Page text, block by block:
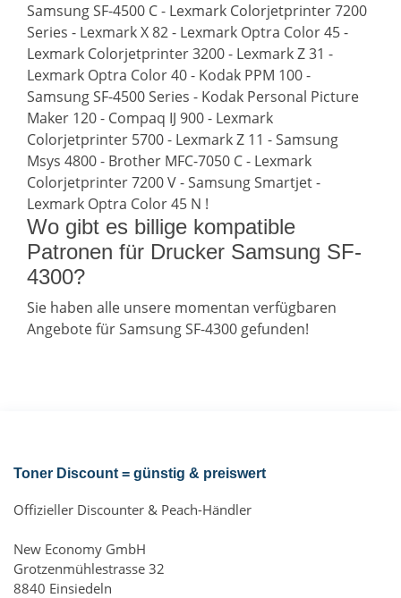
Samsung SF-4500 C - Lexmark Colorjetprinter 7200
Series - Lexmark X 82 - Lexmark Optra Color 45 -
Lexmark Colorjetprinter 3200 - Lexmark Z 31 -
Lexmark Optra Color 40 - Kodak PPM 100 -
Samsung SF-4500 Series - Kodak Personal Picture
Maker 120 - Compaq IJ 900 - Lexmark
Colorjetprinter 5700 - Lexmark Z 11 - Samsung
Msys 4800 - Brother MFC-7050 C - Lexmark
Colorjetprinter 7200 V - Samsung Smartjet -
Lexmark Optra Color 45 N !
Wo gibt es billige kompatible
Patronen für Drucker Samsung SF-
4300?
Sie haben alle unsere momentan verfügbaren
Angebote für Samsung SF-4300 gefunden!
Toner Discount = günstig & preiswert
Offizieller Discounter & Peach-Händler
New Economy GmbH
Grotzenmühlestrasse 32
8840 Einsiedeln